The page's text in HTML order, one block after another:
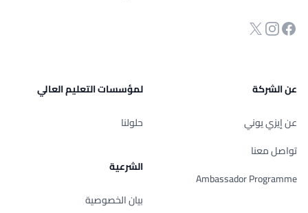
صفحة الفيسبوك
انستجرام
Twitter
عن الشركة
عن إيزي يوني
تواصل معنا
Ambassador Programme
لمؤسسات التعليم العالي
حلولنا
الشرعية
بيان الخصوصية